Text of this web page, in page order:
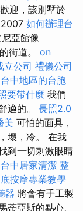
迎，該別墅於
2007 如何辦理台
亞館像
街道。 on
立公司 禮儀公司
台中地區的台胞
要帶什麼 我們
適的。 長照2.0
美 可怕的面具，
壞，冷。 在我
到一切刺激眼睛
台中居家清潔 整
按摩專業教學
器 將會有手工製
亞斯的點心、